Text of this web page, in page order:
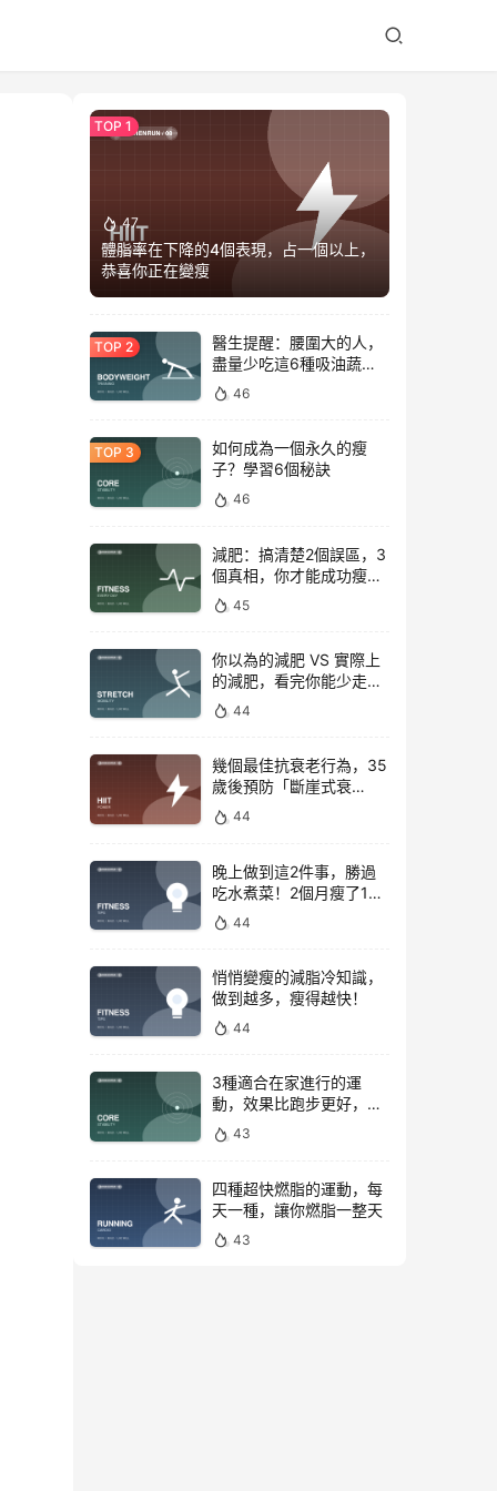
47
體脂率在下降的4個表現，占一個以上，
恭喜你正在變瘦
醫生提醒：腰圍大的人，
盡量少吃這6種吸油蔬
菜！46
如何成為一個永久的瘦
子？學習6個秘訣
46
減肥：搞清楚2個誤區，3
個真相，你才能成功瘦下
來！45
你以為的減肥 VS 實際上
的減肥，看完你能少走彎
路 44
幾個最佳抗衰老行為，35
歲後預防「斷崖式衰
老」！
44
晚上做到這2件事，勝過
吃水煮菜！2個月瘦了15
斤，腰圍下降6cm
44
悄悄變瘦的減脂冷知識，
做到越多，瘦得越快！
44
3種適合在家進行的運
動，效果比跑步更好，是
公認的脂肪殺手！
43
四種超快燃脂的運動，每
天一種，讓你燃脂一整天
43